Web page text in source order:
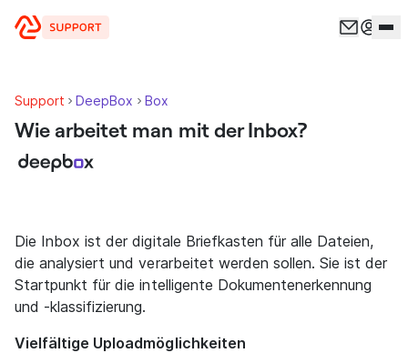
Support DeepBox Box
Wie arbeitet man mit der Inbox?
Die Inbox ist der digitale Briefkasten für alle Dateien,
die analysiert und verarbeitet werden sollen. Sie ist der
Startpunkt für die intelligente Dokumentenerkennung
und -klassifizierung.
Vielfältige Uploadmöglichkeiten